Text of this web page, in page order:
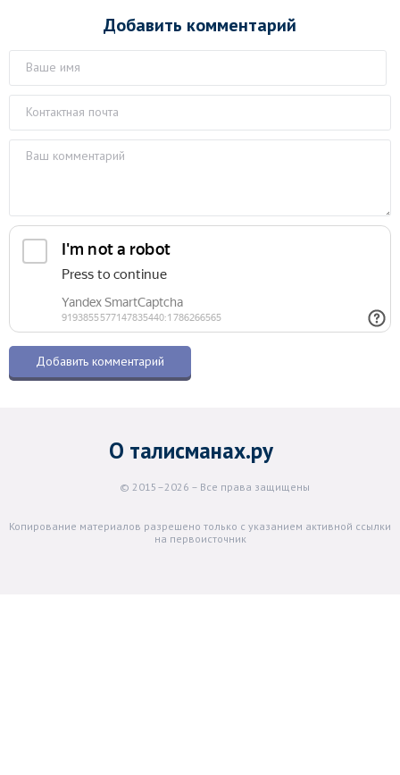
Добавить комментарий
О талисманах.ру
© 2015–2026 – Все права защищены
Копирование материалов разрешено только с указанием активной ссылки
на первоисточник